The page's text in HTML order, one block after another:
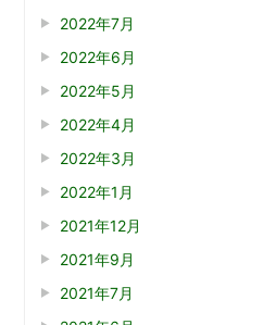
2022年7月
2022年6月
2022年5月
2022年4月
2022年3月
2022年1月
2021年12月
2021年9月
2021年7月